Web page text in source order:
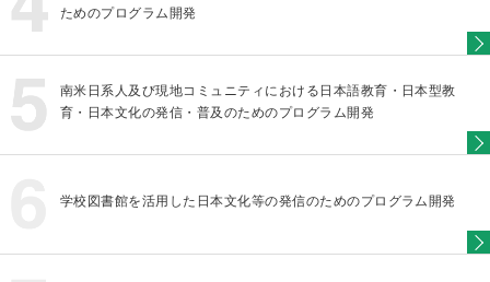
ためのプログラム開発
南米日系人及び現地コミュニティにおける日本語教育・日本型教
育・日本文化の発信・普及のためのプログラム開発
学校図書館を活用した日本文化等の発信のためのプログラム開発